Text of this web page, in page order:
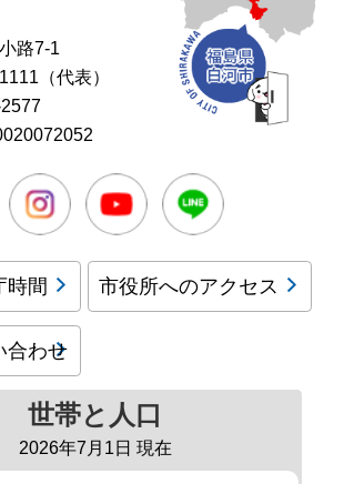
路7-1
（代表）
FacebookInstagramYoutube
時間 市役所へのアクセス
合わせ
世帯と人口
2026年7月1日 現在